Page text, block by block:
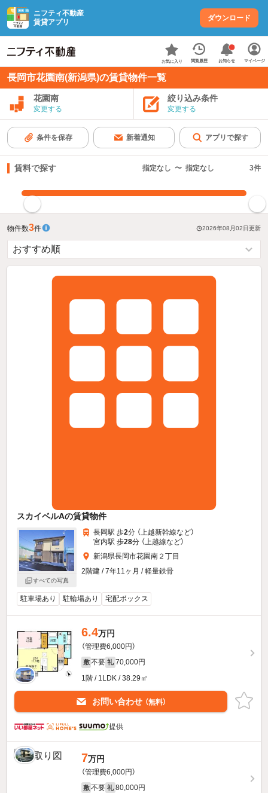
ニフティ不動産
賃貸アプリ
ダウンロード
お気に入り 閲覧履歴 お知らせ マイページ
長岡市花園南(新潟県)の賃貸物件一覧
花園南
変更する
絞り込み条件
変更する
条件を保存 新着通知 アプリで探す
賃料で探す 指定なし 〜 指定なし 3件
物件数3件 2026年08月02日更新
スカイベルAの賃貸物件
すべての写真
長岡駅 歩2分 （上越新幹線など）
宮内駅 歩28分 （上越線など）
新潟県長岡市花園南２丁目
2階建 / 7年11ヶ月 / 軽量鉄骨
駐車場あり 駐輪場あり 宅配ボックス
6.4万円
（管理費6,000円）
敷 不要 礼 70,000円
1階 / 1LDK / 38.29㎡
お問い合わせ （無料）
提供
7万円
（管理費6,000円）
敷 不要 礼 80,000円